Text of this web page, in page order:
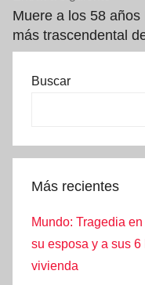
Muere a los 58
más trascendental
Buscar
Más recientes
Mundo: Tragedia
su esposa y a sus
vivienda